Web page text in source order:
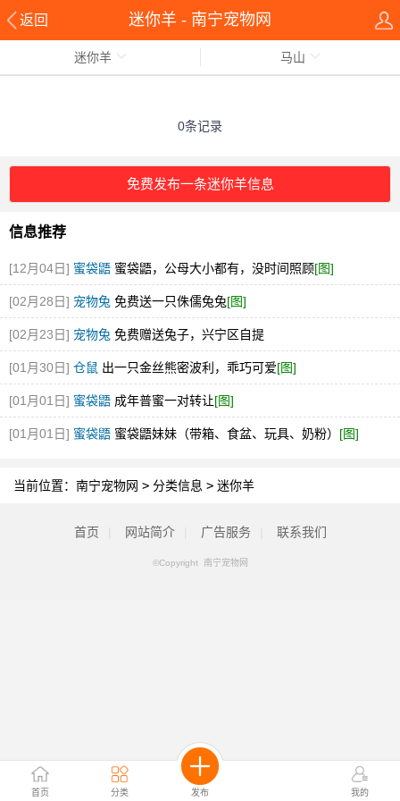
返回 迷你羊 - 南宁宠物网
首页 分类 发布 我的
迷你羊 马山
0条记录
免费发布一条迷你羊信息
信息推荐
[12月04日] 蜜袋鼯 蜜袋鼯，公母大小都有，没时间照顾[图]
[02月28日] 宠物兔 免费送一只侏儒兔兔[图]
[02月23日] 宠物兔 免费赠送兔子，兴宁区自提
[01月30日] 仓鼠 出一只金丝熊密波利，乖巧可爱[图]
[01月01日] 蜜袋鼯 成年普蜜一对转让[图]
[01月01日] 蜜袋鼯 蜜袋鼯妹妹（带箱、食盆、玩具、奶粉） [图]
当前位置： 南宁宠物网 > 分类信息 > 迷你羊
首页 网站简介 广告服务 联系我们
©Copyright 南宁宠物网